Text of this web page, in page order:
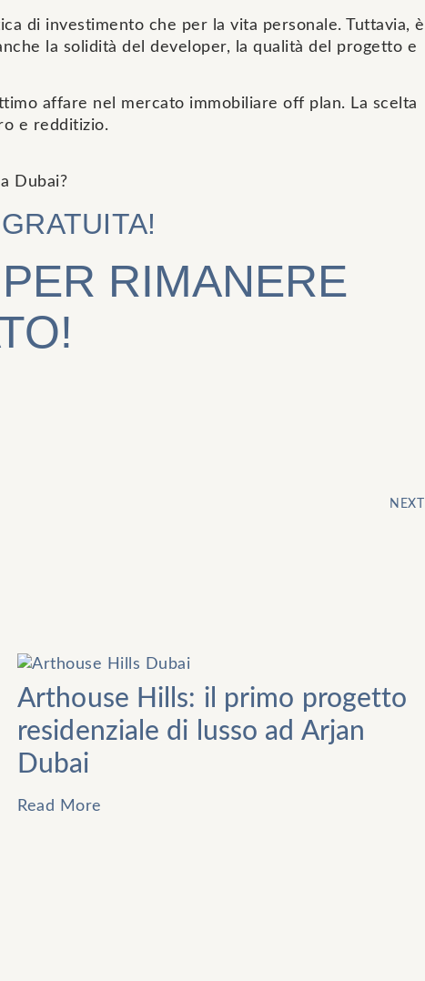
di investimento che per la vita personale. Tuttavia, è
la solidità del developer, la qualità del progetto e
affare nel mercato immobiliare off plan. La scelta
e redditizio.
Dubai?
RIMANERE
NEXT
Arthouse Hills: il primo progetto
residenziale di lusso ad Arjan
Dubai
Read More